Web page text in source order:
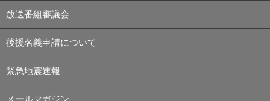
放送番組審議会
後援名義申請について
緊急地震速報
メールマガジン